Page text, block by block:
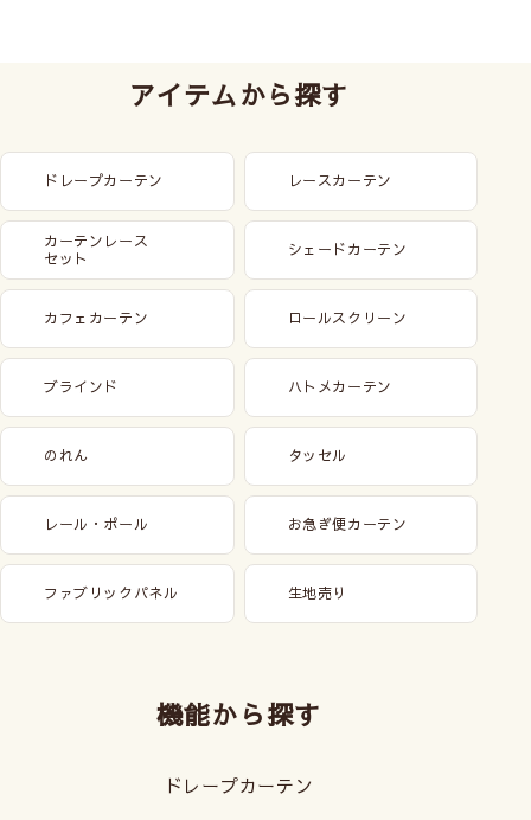
アイテムから探す
ドレープカーテン レースカーテン
カーテンレース
セット
シェードカーテン
カフェカーテン ロールスクリーン
ブラインド ハトメカーテン
のれん タッセル
レール・ポール お急ぎ便カーテン
ファブリックパネル 生地売り
機能から探す
ドレープカーテン